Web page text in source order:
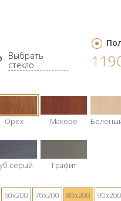
Выбрать
стекло
Орех Макоре
серый Графит
60х200 70х200 80х200 90х200